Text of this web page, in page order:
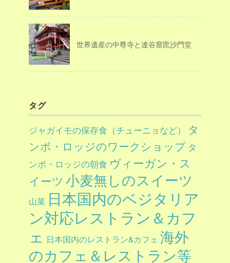
世界遺産の中尊寺と達谷窟毘沙門堂
タグ
ジャガイモの保存食（チューニョなど）
タ
ンボ・ロッジのワークショップ タ
ンボ・ロッジの朝食 ヴィーガン・ス
イーツ 小麦無しのスイーツ
山菜 日本国内のベジタリア
ン対応レストラン＆カフ
ェ 日本国内のレストラン&カフェ 海外
のカフェ＆レストラン等